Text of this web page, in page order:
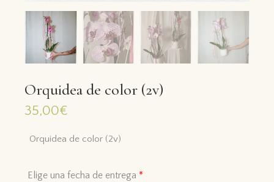
Orquidea de color (2v)
35,00€
Orquidea de color (2v)
Elige una fecha de entrega *